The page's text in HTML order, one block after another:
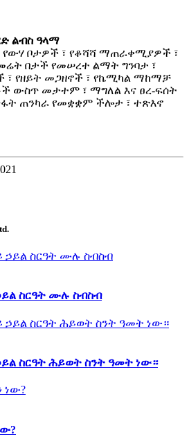
ልብስ ዓላማ
የውሃ ቦታዎች ፣ የቆሻሻ ማጠራቀሚያዎች ፣
በታች የመሠረተ ልማት ግንባታ ፣
፣ የዘይት መጋዘኖች ፣ የኬሚካል ማከማቻ
ውስጥ መታተም ፣ ማግለል እና ፀረ-ፍሰት
ጠንካራ የመቋቋም ችሎታ ፣ ተጽእኖ
ስርዓት ሙሉ ስብስብ
ስርዓት ሕይወት ስንት ዓመት ነው።